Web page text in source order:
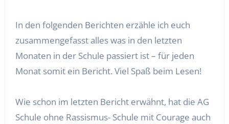
In den folgenden Berichten erzähle ich euch
zusammengefasst alles was in den letzten
Monaten in der Schule passiert ist – für jeden
Monat somit ein Bericht. Viel Spaß beim Lesen!
Wie schon im letzten Bericht erwähnt, hat die AG
Schule ohne Rassismus- Schule mit Courage auch